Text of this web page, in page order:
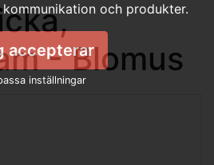
- Blomus
och produkter.
accepterar
inställningar